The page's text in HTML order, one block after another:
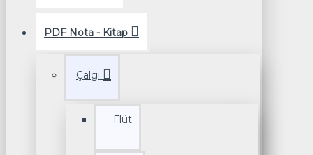
PDF Nota - Kitap
Çalgı
Flüt